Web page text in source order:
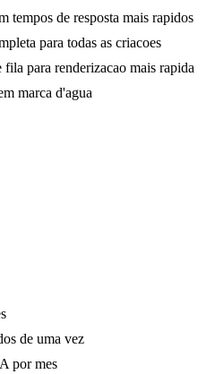
tempos de resposta mais rapidos
para todas as criacoes
para renderizacao mais rapida
marca d'agua
de uma vez
por mes